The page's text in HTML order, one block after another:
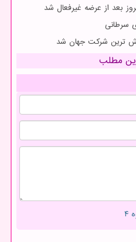
سرطانی
ترین شرکت جهان شد
مطلب